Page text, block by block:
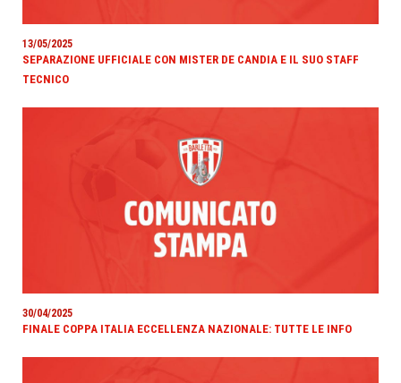
13/05/2025
SEPARAZIONE UFFICIALE CON MISTER DE CANDIA E IL SUO STAFF
TECNICO
30/04/2025
FINALE COPPA ITALIA ECCELLENZA NAZIONALE: TUTTE LE INFO